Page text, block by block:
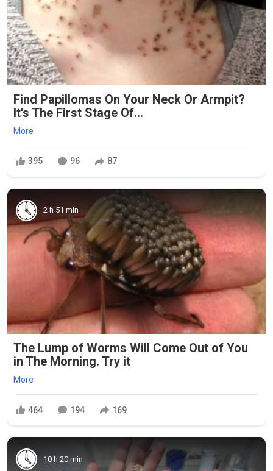
Find Papillomas On Your Neck Or Armpit?
It's The First Stage Of...
More
395 96 87
2 h 51 min
The Lump of Worms Will Come Out of You
in The Morning. Try it
More
464 194 169
10 h 20 min